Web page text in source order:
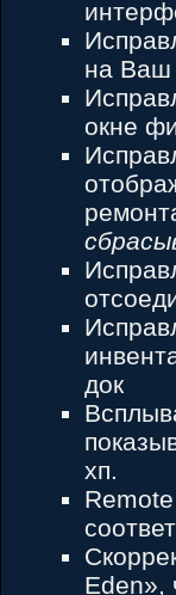
на Ваш
окне
док
хп.
Eden»,